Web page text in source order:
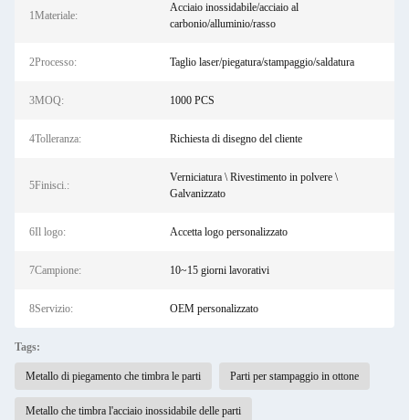
1Materiale:
Acciaio inossidabile/acciaio al
carbonio/alluminio/rasso
2Processo: Taglio laser/piegatura/stampaggio/saldatura
3MOQ: 1000 PCS
4Tolleranza: Richiesta di disegno del cliente
5Finisci.:
Verniciatura \ Rivestimento in polvere \
Galvanizzato
6Il logo: Accetta logo personalizzato
7Campione: 10~15 giorni lavorativi
8Servizio: OEM personalizzato
Tags:
Metallo di piegamento che timbra le parti Parti per stampaggio in ottone
Metallo che timbra l'acciaio inossidabile delle parti